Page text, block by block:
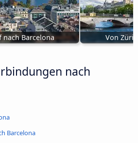
nach Barcelona Von
nach
Barcelona